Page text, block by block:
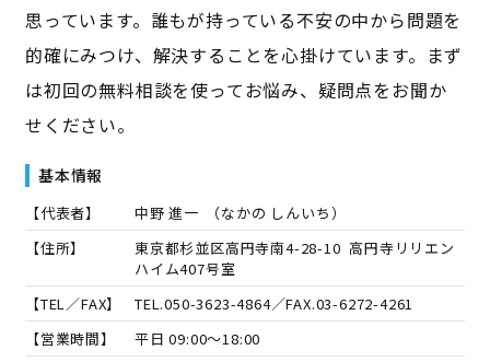
思っています。誰もが持っている不安の中から問題を
的確にみつけ、解決することを心掛けています。まず
は初回の無料相談を使ってお悩み、疑問点をお聞か
せください。
基本情報
【代表者】 中野 進一 （なかの しんいち）
【住所】
東京都杉並区高円寺南4-28-10 高円寺リリエン
ハイム407号室
【TEL／FAX】
TEL.050-3623-4864／FAX.03-6272-4261
【営業時間】
平日 09:00～18:00